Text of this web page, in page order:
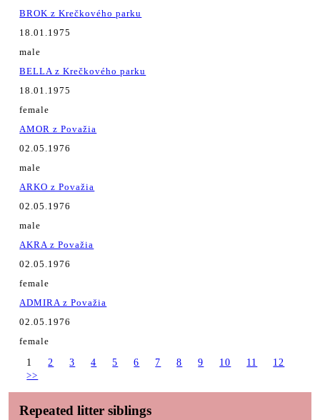
BROK z Krečkového parku
18.01.1975
male
BELLA z Krečkového parku
18.01.1975
female
AMOR z Považia
02.05.1976
male
ARKO z Považia
02.05.1976
male
AKRA z Považia
02.05.1976
female
ADMIRA z Považia
02.05.1976
female
1
2 3 4 5 6 7 8 9 10 11
12
>>
Repeated litter siblings